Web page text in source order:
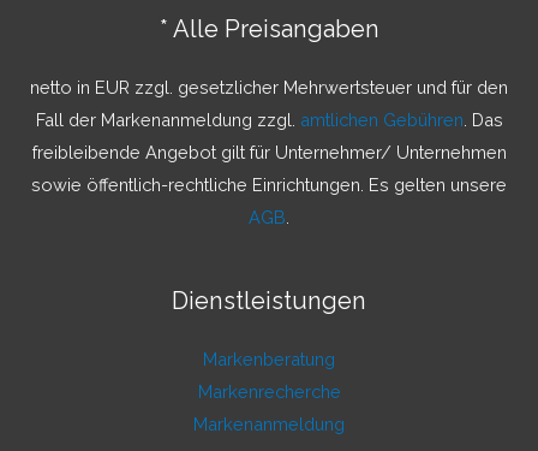
h
* Alle Preisangaben
netto in EUR zzgl. gesetzlicher Mehrwertsteuer und für den
Fall der Markenanmeldung zzgl. amtlichen Gebühren . Das
freibleibende Angebot gilt für Unternehmer/ Unternehmen
sowie öffentlich-rechtliche Einrichtungen. Es gelten unsere
AGB
Dienstleistungen
Markenberatung
Markenrecherche
Markenanmeldung